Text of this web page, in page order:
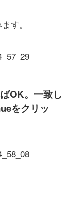
す。
OK。一致し
をクリッ